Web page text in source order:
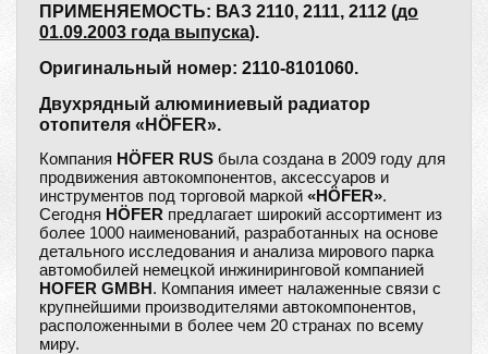
ПРИМЕНЯЕМОСТЬ: ВАЗ 2110, 2111, 2112 (до
01.09.2003 года выпуска).
Оригинальный номер: 2110-8101060.
Двухрядный алюминиевый радиатор
отопителя «HÖFER».
Компания HÖFER RUS была создана в 2009 году для
продвижения автокомпонентов, аксессуаров и
инструментов под торговой маркой «HÖFER».
Сегодня HÖFER предлагает широкий ассортимент из
более 1000 наименований, разработанных на основе
детального исследования и анализа мирового парка
автомобилей немецкой инжиниринговой компанией
HOFER GMBH . Компания имеет налаженные связи с
крупнейшими производителями автокомпонентов,
расположенными в более чем 20 странах по всему
миру.